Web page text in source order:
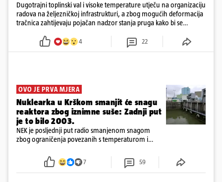
Dugotrajni toplinski val i visoke temperature utječu na organizaciju
radova na željezničkoj infrastrukturi, a zbog mogućih deformacija
tračnica zahtijevaju pojačan nadzor stanja pruga kako bi se
4 22
OVO JE PRVA MJERA
Nuklearka u Krškom smanjit će snagu
reaktora zbog iznimne suše: Zadnji put
je to bilo 2003.
NEK je posljednji put radio smanjenom snagom
zbog ograničenja povezanih s temperaturom i
smanjenje snage bilo potrebno više od 90 dana.
7 59